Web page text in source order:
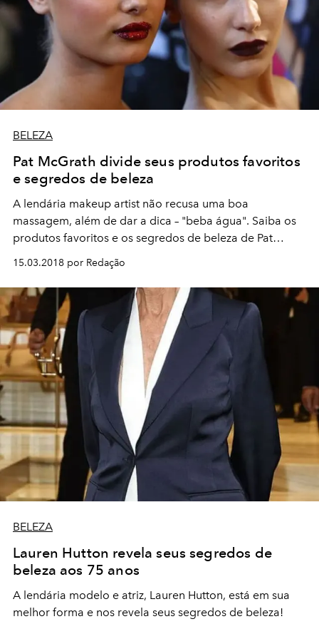
BELEZA
Pat McGrath divide seus produtos favoritos
e segredos de beleza
A lendária makeup artist não recusa uma boa
massagem, além de dar a dica – "beba água". Saiba os
produtos favoritos e os segredos de beleza de Pat
15.03.2018 por Redação
BELEZA
Lauren Hutton revela seus segredos de
beleza aos 75 anos
A lendária modelo e atriz, Lauren Hutton, está em sua
melhor forma e nos revela seus segredos de beleza!